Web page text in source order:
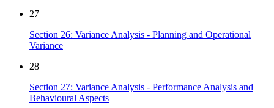
27
Section 26: Variance Analysis - Planning and Operational
Variance
28
Section 27: Variance Analysis - Performance Analysis and
Behavioural Aspects